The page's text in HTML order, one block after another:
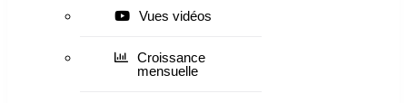
Vues vidéos
Croissance
mensuelle